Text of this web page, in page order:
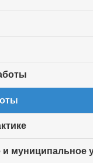
и муниципальное